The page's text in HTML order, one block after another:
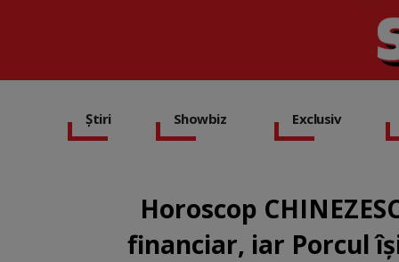
Știri Showbiz Exclusiv
Horoscop
financiar, iar Porcul